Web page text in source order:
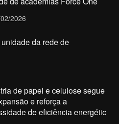
2026
da rede de
de papel e celulose segue
e reforça a
de eficiência energétic